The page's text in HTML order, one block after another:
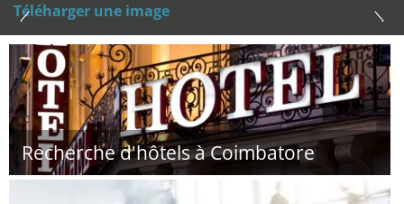
Téléharger une image
Recherche d'hôtels à Coimbatore